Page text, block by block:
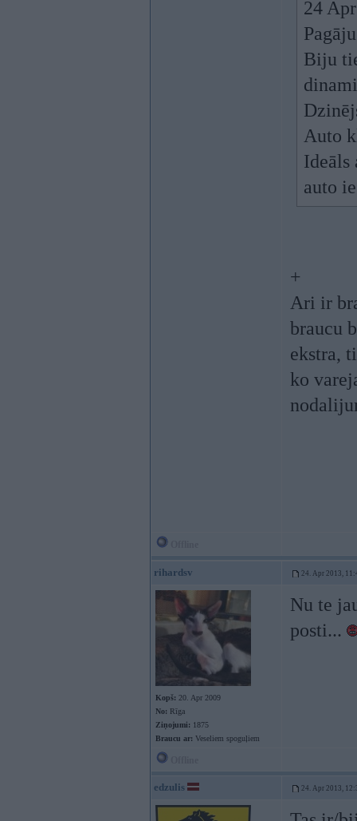
24
Biju
Auto
Ideāls
auto
+
Ari ir
braucu
ekstra,
ko
rihardsv 24. Apr 2013,
Kopš: 20. Apr 2009
No: Rīga
Ziņojumi: 1875
Braucu ar: Veseliem spoguļiem
Nu te
posti...
edzulis 24. Apr 2013,